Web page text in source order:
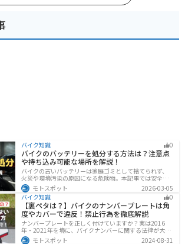
バイク知識 0
バイクのバッテリーを処分する方法は？注意点
や持ち込み可能な場所を解説！
バイクの古いバッテリーは家庭ゴミとして捨てられず、
火災や環境汚染の原因になる危険物。本記事では安全な
保管方法や絶縁などの注意点、無料・低コストで回収し
てもらう方法、買い取りの可否を解説。ナップスやオー
トバックス、イエローハットなどの回収対応店舗も紹介
します。
モトスポット
2026-03-05
バイク知識
0
【裏ペタは？】バイクのナンバープレートは角
度やカバーで違反！禁止行為を徹底解説
ナンバープレートを正しく付けていますか？実は2016
年・2021年を境に、バイクナンバーに関する法律が大き
く変わっています！角度やカバー、ステーなど昔は大丈
モトスポット
2024-08-31